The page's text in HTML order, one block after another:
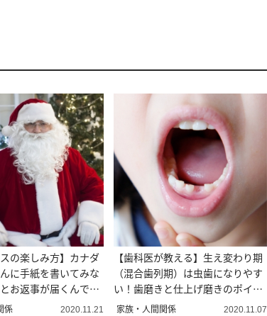
スの楽しみ方】カナダ
に手紙を書いてみな
お返事が届くんで
係 2020.11.21
【歯科医が教える】生え変わり期
（混合歯列期）は虫歯になりやす
い！歯磨きと仕上げ磨きのポイン
トは？
家族・人間関係 2020.11.07